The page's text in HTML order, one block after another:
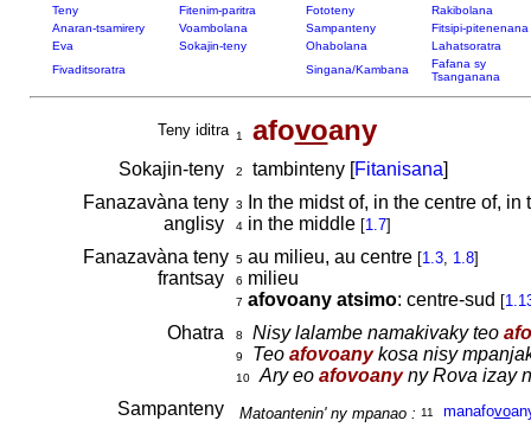
Teny Fitenim-paritra Fototeny
Rakibolana
Anaran-tsamirery
Voambolana Sampanteny
Fitsipi-pitenenana
Eva
Sokajin-teny Ohabolana
Lahatsoratra
Fivaditsoratra
Singana/Kambana
Fafana sy
Tsanganana
Teny iditra 1 afovoany
Sokajin-teny 2 tambinteny [Fitanisana]
Fanazavàna teny
anglisy
3 In the midst of, in the centre of,
4in the middle [1.7]
Fanazavàna teny
frantsay
5au milieu, au centre [1.3, 1.8]
6 milieu
7 afovoany atsimo: centre-sud [
Ohatra 8 Nisy lalambe namakivaky teo
9 Teo afovoanykosa nisy
10 Ary eo afovoanyny Rova izay
Sampanteny
Matoantenin' ny mpanao : 11 manafovo